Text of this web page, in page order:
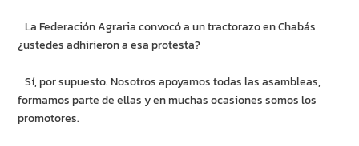
La Federación Agraria convocó a un tractorazo en Chabás
¿ustedes adhirieron a esa protesta?
Sí, por supuesto. Nosotros apoyamos todas las asambleas,
formamos parte de ellas y en muchas ocasiones somos los
promotores.